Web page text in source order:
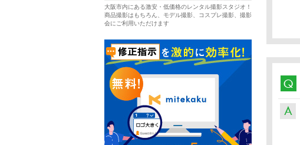
大阪市内にある激安・低価格のレンタル撮影スタジオ！
商品撮影はもちろん、モデル撮影、コスプレ撮影、撮影
会にご利用いただけます